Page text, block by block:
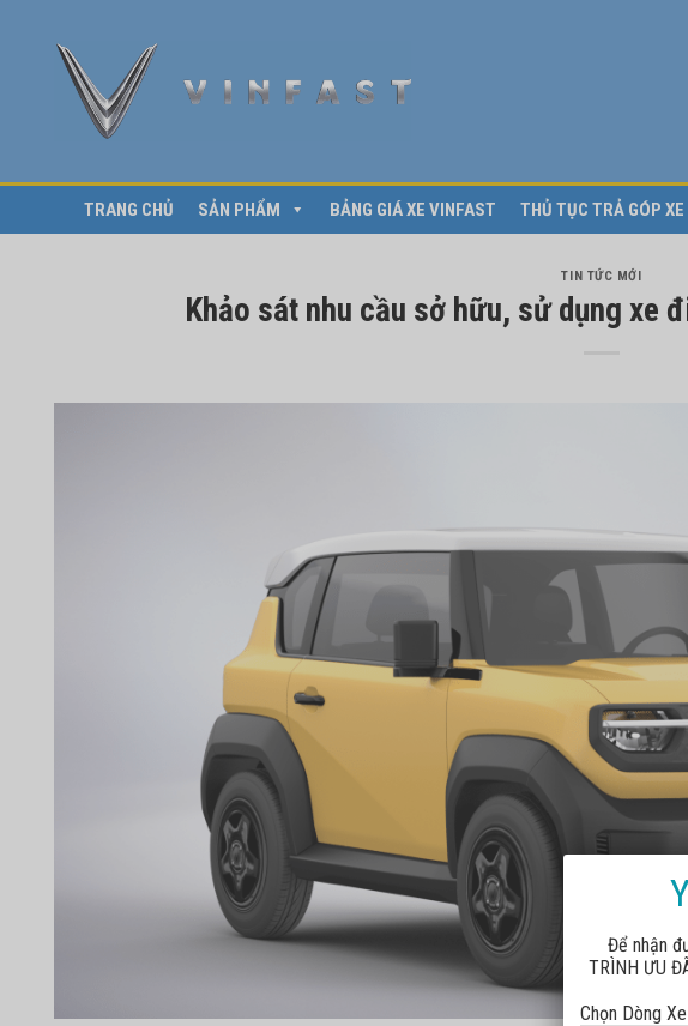
TRANG CHỦ SẢN PHẨM BẢNG GIÁ XE VINFAST THỦ TỤC TRẢ GÓP
TIN TỨC MỚI
Khảo sát nhu cầu sở hữu, sử dụng xe
Để nhận
TRÌNH ƯU
Chọn Dòng